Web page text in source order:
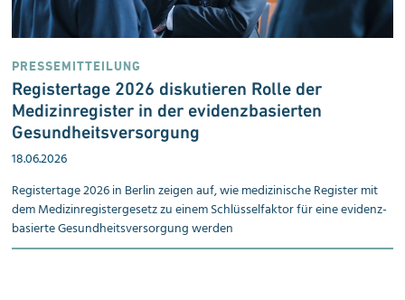
PRESSEMITTEILUNG
Registertage 2026 diskutieren Rolle der
Medizinregister in der evidenzbasierten
Gesundheitsversorgung
18.06.2026
Registertage 2026 in Berlin zeigen auf, wie medizinische Register mit
dem Medizinregistergesetz zu einem Schlüsselfaktor für eine evidenz­
basierte Gesundheitsversorgung werden